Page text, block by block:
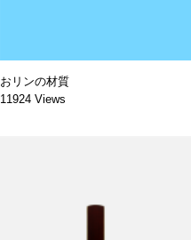
おリンの材質
11924 Views